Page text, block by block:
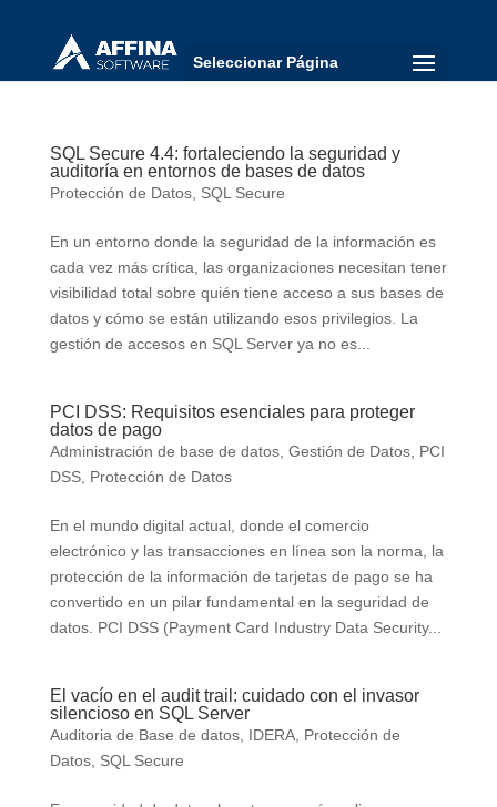
Seleccionar Página
SQL Secure 4.4: fortaleciendo la seguridad y
auditoría en entornos de bases de datos
Protección de Datos, SQL Secure
En un entorno donde la seguridad de la información es
cada vez más crítica, las organizaciones necesitan tener
visibilidad total sobre quién tiene acceso a sus bases de
datos y cómo se están utilizando esos privilegios. La
gestión de accesos en SQL Server ya no es...
PCI DSS: Requisitos esenciales para proteger
datos de pago
Administración de base de datos, Gestión de Datos, PCI
DSS, Protección de Datos
En el mundo digital actual, donde el comercio
electrónico y las transacciones en línea son la norma, la
protección de la información de tarjetas de pago se ha
convertido en un pilar fundamental en la seguridad de
datos. PCI DSS (Payment Card Industry Data Security...
El vacío en el audit trail: cuidado con el invasor
silencioso en SQL Server
Auditoria de Base de datos, IDERA, Protección de
Datos, SQL Secure